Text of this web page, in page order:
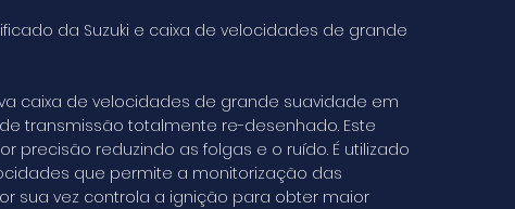
da Suzuki e caixa de velocidades de grande
caixa de velocidades de grande suavidade em
transmissão totalmente re-desenhado. Este
precisão reduzindo as folgas e o ruído. É utilizado
que permite a monitorização das
sua vez controla a ignição para obter maior